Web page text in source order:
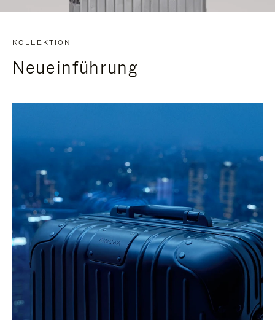
KOLLEKTION
Neueinführung